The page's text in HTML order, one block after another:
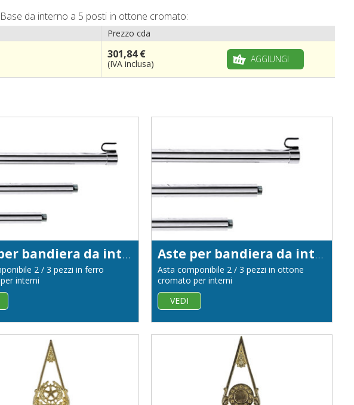
da interno a 5 posti in ottone cromato:
Prezzo cda
301,84 €
(IVA inclusa) AGGIUNGI
Aste per bandiera da interno in ferro cromato diametro 22
2 / 3 pezzi in ferro
interni
Aste per bandiera da interno in ottone cromato diametro 22
Asta componibile 2 / 3 pezzi in ottone
cromato per interni
VEDI